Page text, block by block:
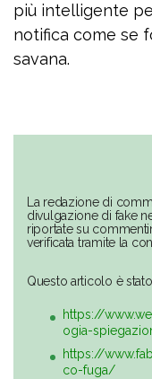
più intelligente
notifica come se
savana.
La redazione di
divulgazione di fake
riportate su
verificata tramite la
Questo articolo è
https://
ogia-
https://
co-fuga/